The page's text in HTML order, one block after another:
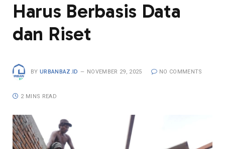
Harus Berbasis Data
dan Riset
BY URBANBAZ.ID NOVEMBER 29, 2025 NO COMMENTS
2 MINS READ